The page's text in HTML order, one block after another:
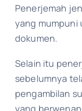
Penerjemah
yang mumpuni
dokumen.
Selain itu
sebelumnya
pengambilan